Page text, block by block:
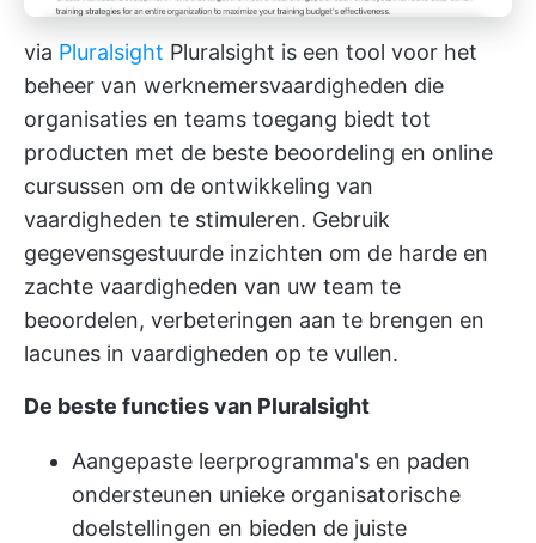
via Pluralsight Pluralsight is een tool voor het
beheer van werknemersvaardigheden die
organisaties en teams toegang biedt tot
producten met de beste beoordeling en online
cursussen om de ontwikkeling van
vaardigheden te stimuleren. Gebruik
gegevensgestuurde inzichten om de harde en
zachte vaardigheden van uw team te
beoordelen, verbeteringen aan te brengen en
lacunes in vaardigheden op te vullen.
De beste functies van Pluralsight
Aangepaste leerprogramma's en paden
ondersteunen unieke organisatorische
doelstellingen en bieden de juiste